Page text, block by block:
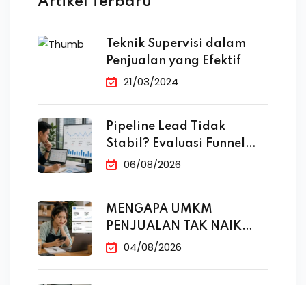
Teknik Supervisi dalam
Penjualan yang Efektif
21/03/2024
Pipeline Lead Tidak
Stabil? Evaluasi Funnel
Marketing
06/08/2026
MENGAPA UMKM
PENJUALAN TAK NAIK
MESKI SUDAH
04/08/2026